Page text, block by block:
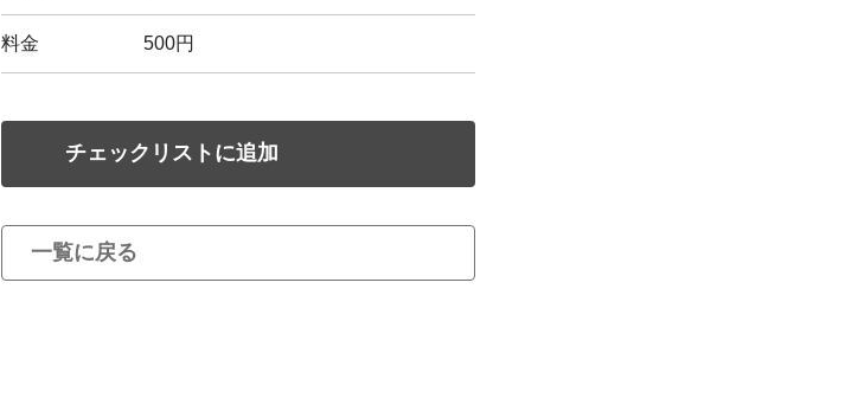
料金 500円
チェックリストに追加
一覧に戻る